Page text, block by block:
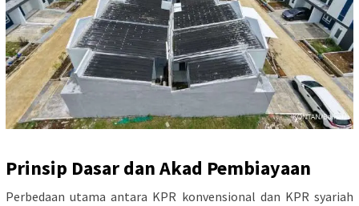
Prinsip Dasar dan Akad Pembiayaan
Perbedaan utama antara KPR konvensional dan KPR syariah